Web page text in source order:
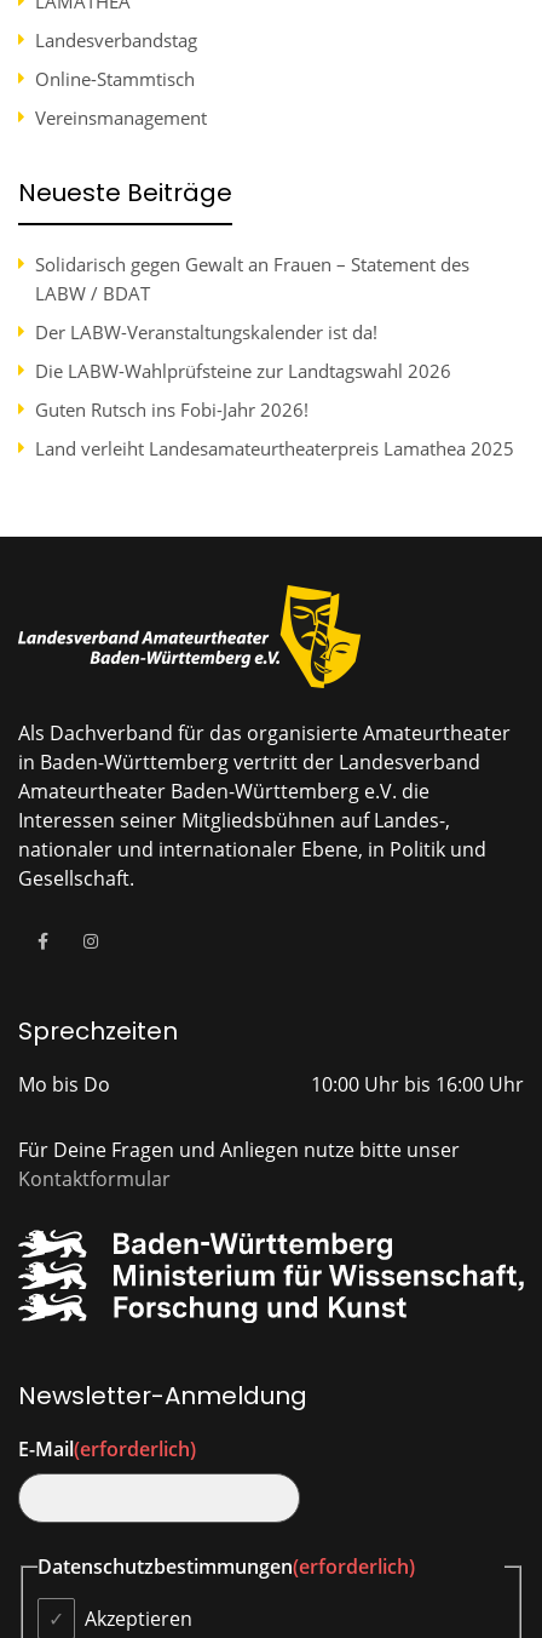
Landesverbandstag
Online-Stammtisch
Vereinsmanagement
Neueste Beiträge
Solidarisch gegen Gewalt an Frauen – Statement des
LABW / BDAT
Der LABW-Veranstaltungskalender ist da!
Die LABW-Wahlprüfsteine zur Landtagswahl 2026
Guten Rutsch ins Fobi-Jahr 2026!
Land verleiht Landesamateurtheaterpreis Lamathea 2025
Als Dachverband für das organisierte Amateurtheater
in Baden-Württemberg vertritt der Landesverband
Amateurtheater Baden-Württemberg e.V. die
Interessen seiner Mitgliedsbühnen auf Landes-,
nationaler und internationaler Ebene, in Politik und
Gesellschaft.
Sprechzeiten
Mo bis Do 10:00 Uhr bis 16:00 Uhr
Für Deine Fragen und Anliegen nutze bitte unser
Kontaktformular
Newsletter-Anmeldung
E-Mail(erforderlich)
Datenschutzbestimmungen(erforderlich)
Akzeptieren